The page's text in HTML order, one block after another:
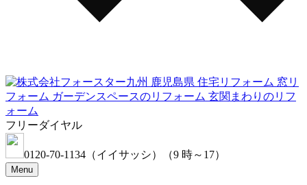
フリーダイヤル
0120-70-1134 （イイサッシ） （9 時～17）
Menu